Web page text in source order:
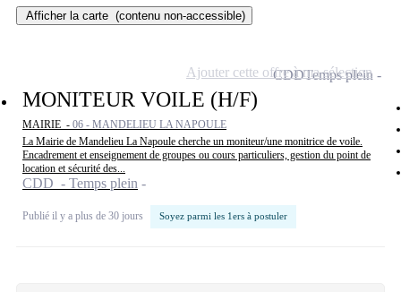
Afficher la carte (contenu non-accessible)
MONITEUR VOILE (H/F)
MAIRIE - 06 - MANDELIEU LA NAPOULE
La Mairie de Mandelieu La Napoule cherche un moniteur/une monitrice de voile.
Encadrement et enseignement de groupes ou cours particuliers, gestion du point de
location et sécurité des...
CDD - Temps plein
Publié il y a plus de 30 jours Soyez parmi les 1ers à postuler
CDDTemps plein
Ajouter cette offre à ma sélection